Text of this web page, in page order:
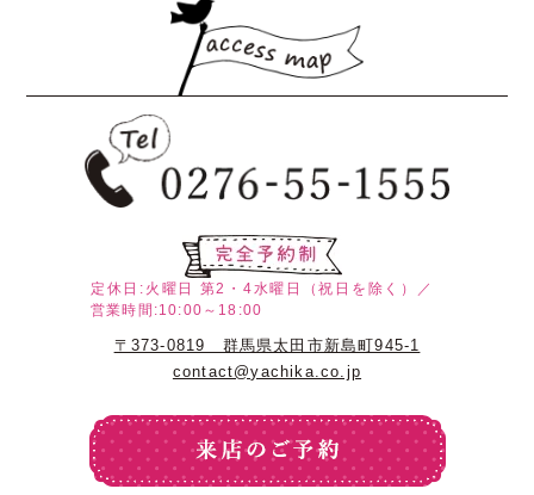
定休日:火曜日
第2・4水曜日（祝日を除く）／
営業時間:10:00～18:00
〒373-0819 群馬県太田市新島町945-1
contact@yachika.co.jp